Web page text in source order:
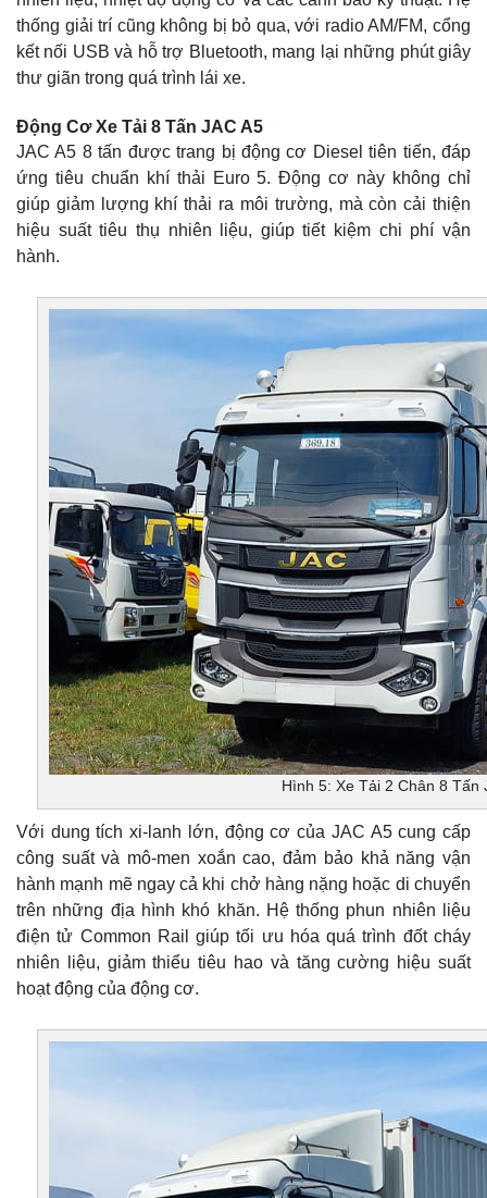
thống giải trí cũng không bị bỏ qua, với radio AM/FM, cổng
kết nối USB và hỗ trợ Bluetooth, mang lại những phút giây
thư giãn trong quá trình lái xe.
Động Cơ Xe Tải 8 Tấn JAC A5
JAC A5 8 tấn được trang bị động cơ Diesel tiên tiến, đáp
ứng tiêu chuẩn khí thải Euro 5. Động cơ này không chỉ
giúp giảm lượng khí thải ra môi trường, mà còn cải thiện
hiệu suất tiêu thụ nhiên liệu, giúp tiết kiệm chi phí vận
hành.
Hình 5: Xe Tải 2 Chân 8 Tấn
Với dung tích xi-lanh lớn, động cơ của JAC A5 cung cấp
công suất và mô-men xoắn cao, đảm bảo khả năng vận
hành mạnh mẽ ngay cả khi chở hàng nặng hoặc di chuyển
trên những địa hình khó khăn. Hệ thống phun nhiên liệu
điện tử Common Rail giúp tối ưu hóa quá trình đốt cháy
nhiên liệu, giảm thiểu tiêu hao và tăng cường hiệu suất
hoạt động của động cơ.